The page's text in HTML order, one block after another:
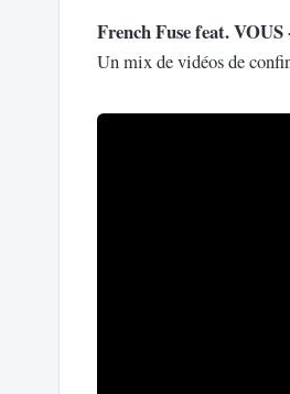
French Fuse feat.
Un mix de vidéos de